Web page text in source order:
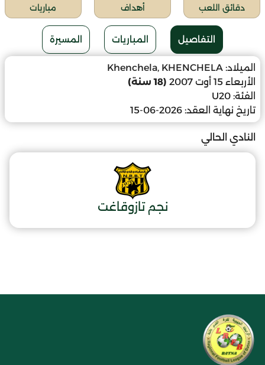
دقائق اللعب أهداف مباريات
التفاصيل المباريات المسيرة
الميلاد: Khenchela, KHENCHELA
الأربعاء 15 أوت 2007
(18 سنة)
الفئة: U20
تاريخ نهاية العقد: 2026-06-15
النادي الحالي
نجم تازوقاغت